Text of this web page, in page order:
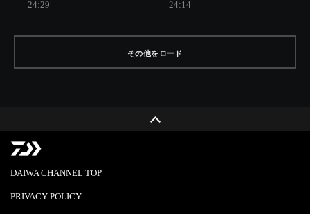
24:29
24:14
その他をロード
DAIWA CHANNEL TOP
PRIVACY POLICY